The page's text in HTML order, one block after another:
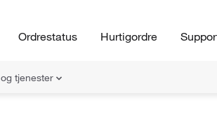
Ordrestatus Hurtigordre
tjenester